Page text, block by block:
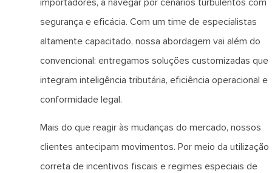
segurança e eficácia. Com um time de especialistas
altamente capacitado, nossa abordagem vai além do
convencional: entregamos soluções customizadas que
integram inteligência tributária, eficiência operacional e
conformidade legal.
Mais do que reagir às mudanças do mercado, nossos
clientes antecipam movimentos. Por meio da utilização
correta de incentivos fiscais e regimes especiais de